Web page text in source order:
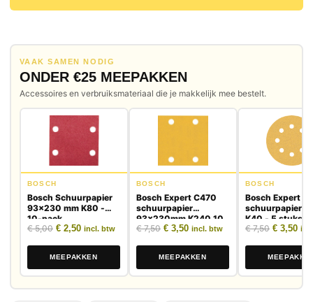
VAAK SAMEN NODIG
ONDER €25 MEEPAKKEN
Accessoires en verbruiksmateriaal die je makkelijk mee bestelt.
BOSCH
Bosch Schuurpapier
93x230 mm K80 -
10-pack
€5,00 Oorspronkelijke prijs was: € 5,00.
€ 2,50Huidige prijs is: € 2,50.
incl. btw
MEEPAKKEN
BOSCH
Bosch Expert C470
schuurpapier
93x230mm K240 10
stuks
€7,50 Oorspronkelijke prijs was: € 7,50.
€ 3,50Huidige prijs is: € 3,50.
incl. btw
MEEPAKKEN
BOSCH
Bosch Expert
schuurpapier
K40 - 5 stuks
€7,50 € 3,50